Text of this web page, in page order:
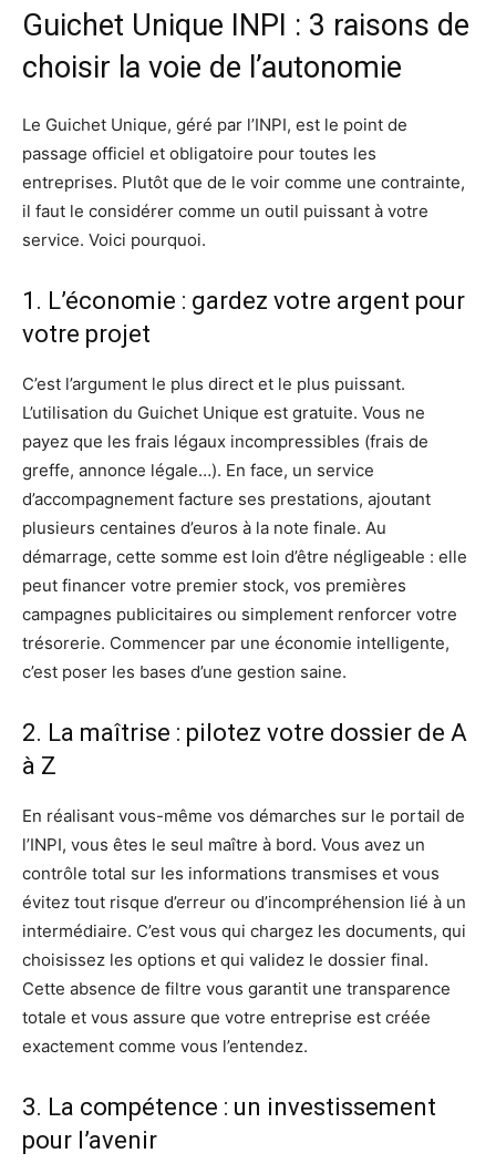
Guichet Unique INPI : 3 raisons de
choisir la voie de l’autonomie
Le Guichet Unique, géré par l’INPI, est le point de
passage officiel et obligatoire pour toutes les
entreprises. Plutôt que de le voir comme une contrainte,
il faut le considérer comme un outil puissant à votre
service. Voici pourquoi.
1. L’économie : gardez votre argent pour
votre projet
C’est l’argument le plus direct et le plus puissant.
L’utilisation du Guichet Unique est gratuite. Vous ne
payez que les frais légaux incompressibles (frais de
greffe, annonce légale…). En face, un service
d’accompagnement facture ses prestations, ajoutant
plusieurs centaines d’euros à la note finale. Au
démarrage, cette somme est loin d’être négligeable : elle
peut financer votre premier stock, vos premières
campagnes publicitaires ou simplement renforcer votre
trésorerie. Commencer par une économie intelligente,
c’est poser les bases d’une gestion saine.
2. La maîtrise : pilotez votre dossier de A
à Z
En réalisant vous-même vos démarches sur le portail de
l’INPI, vous êtes le seul maître à bord. Vous avez un
contrôle total sur les informations transmises et vous
évitez tout risque d’erreur ou d’incompréhension lié à un
intermédiaire. C’est vous qui chargez les documents, qui
choisissez les options et qui validez le dossier final.
Cette absence de filtre vous garantit une transparence
totale et vous assure que votre entreprise est créée
exactement comme vous l’entendez.
3. La compétence : un investissement
pour l’avenir